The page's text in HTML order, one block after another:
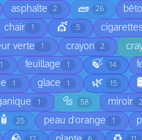
asphalte 2 🧱 26
chair 1 💇 5
verte 1 crayon 2
1 feuillage 1 🍃 14
1 glace 1 🌿 15
1 🔩 58 miroir 2
🧴 25 peau d'orange 1